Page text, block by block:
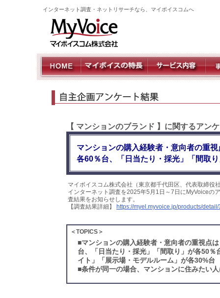
インターネット調査・ネットリサーチなら、マイボイスコムへ
【 マンションのブランド 】に関するアン
マンションの購入経験者・意向者の重
各60％台、「日当たり・採光」「間取
マイボイスコム株式会社（東京都千代田区、代表取締
インターネット調査を2025年5月1日～7日にMyVoiceの
査結果をお知らせします。
【調査結果詳細】
https://myel.myvoice.jp/products/
＜TOPICS＞
■マンションの購入経験者・意向者の重視点
台、「日当たり・採光」「間取り」が各50
イト」「展示場・モデルルーム」が各30%台
■条件が同一の場合、マンションに住みたい